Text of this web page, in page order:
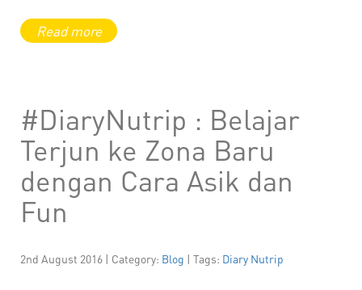
#DiaryNutrip : Belajar
Terjun ke Zona Baru
dengan Cara Asik dan
Fun
2nd August 2016 | Category: Blog | Tags: Diary Nutrip